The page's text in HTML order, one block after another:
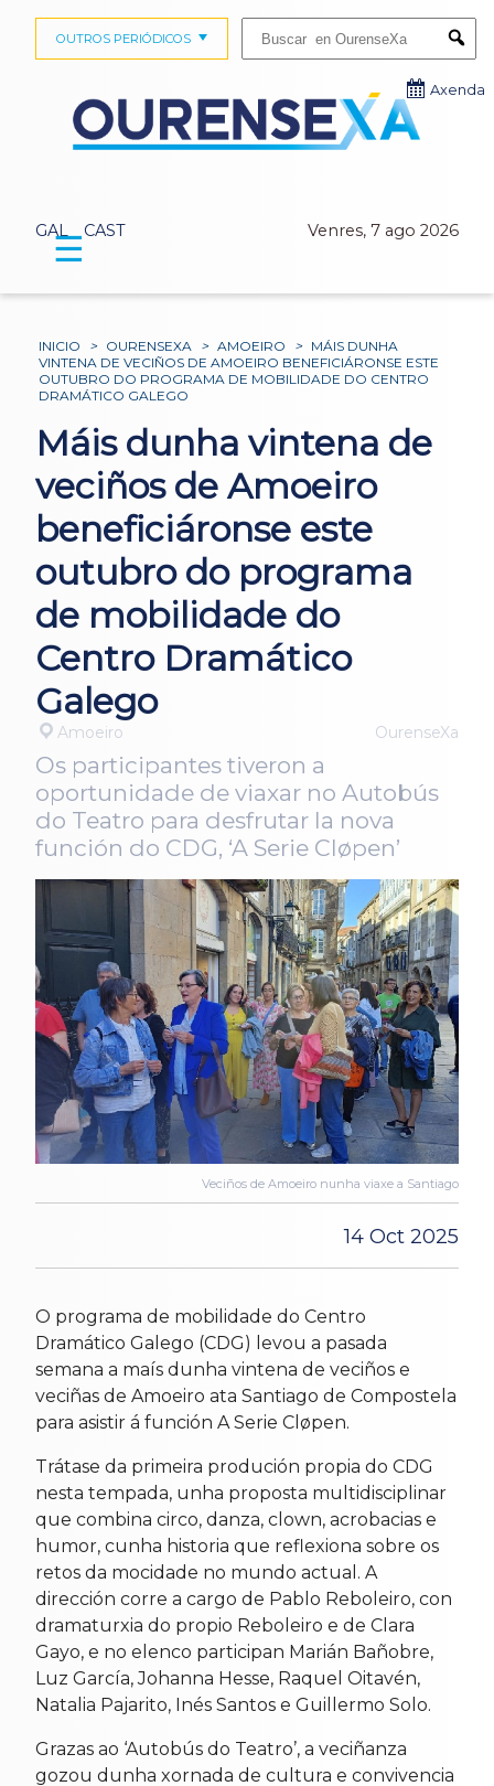
GAL CAST Venres, 7 ago 2026
OUTROS PERIÓDICOS
Axenda
☰
INICIO > OURENSEXA > AMOEIRO > MÁIS DUNHA
VINTENA DE VECIÑOS DE AMOEIRO BENEFICIÁRONSE ESTE
OUTUBRO DO PROGRAMA DE MOBILIDADE DO CENTRO
DRAMÁTICO GALEGO
Máis dunha vintena de
veciños de Amoeiro
beneficiáronse este
outubro do programa
de mobilidade do
Centro Dramático
Galego
Amoeiro OurenseXa
Os participantes tiveron a
oportunidade de viaxar no Autobús
do Teatro para desfrutar la nova
función do CDG, ‘A Serie Cløpen’
Veciños de Amoeiro nunha viaxe a Santiago
14 Oct 2025
O programa de mobilidade do Centro
Dramático Galego (CDG) levou a pasada
semana a maís dunha vintena de veciños e
veciñas de Amoeiro ata Santiago de Compostela
para asistir á función A Serie Cløpen.
Trátase da primeira produción propia do CDG
nesta tempada, unha proposta multidisciplinar
que combina circo, danza, clown, acrobacias e
humor, cunha historia que reflexiona sobre os
retos da mocidade no mundo actual. A
dirección corre a cargo de Pablo Reboleiro, con
dramaturxia do propio Reboleiro e de Clara
Gayo, e no elenco participan Marián Bañobre,
Luz García, Johanna Hesse, Raquel Oitavén,
Natalia Pajarito, Inés Santos e Guillermo Solo.
Grazas ao ‘Autobús do Teatro’, a veciñanza
gozou dunha xornada de cultura e convivencia